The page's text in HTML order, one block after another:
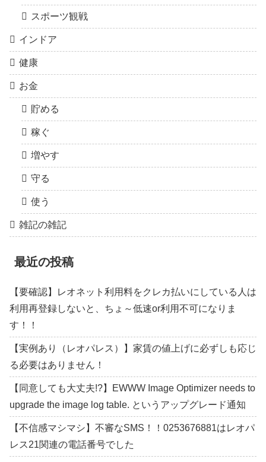
スポーツ観戦
インドア
健康
お金
貯める
稼ぐ
増やす
守る
使う
雑記の雑記
最近の投稿
【要確認】レオネット利用料をクレカ払いにしている人は
利用再登録しないと、ちょ～低速or利用不可になりま
す！！
【実例あり（レオパレス）】家賃の値上げに必ずしも応じ
る必要はありません！
【同意しても大丈夫!?】EWWW Image Optimizer needs to
upgrade the image log table. というアップグレード通知
【不信感マシマシ】不審なSMS！！0253676881はレオパ
レス21関連の電話番号でした